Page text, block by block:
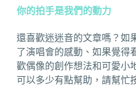
你的拍手是我們的動力
還喜歡迷迷音的文章嗎？如
了演唱會的感動、如果覺得
歡偶像的創作想法和可愛小
可以多少有點幫助，請幫忙